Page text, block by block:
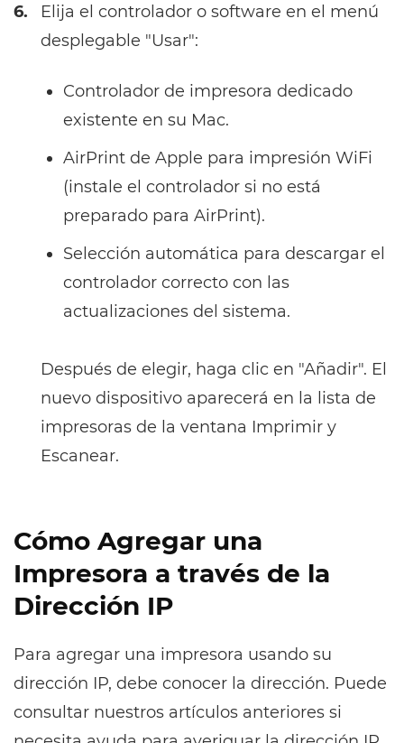
6.
Elija el controlador o software en el menú
desplegable "Usar":
Controlador de impresora dedicado
existente en su Mac.
AirPrint de Apple para impresión WiFi
(instale el controlador si no está
preparado para AirPrint).
Selección automática para descargar el
controlador correcto con las
actualizaciones del sistema.
Después de elegir, haga clic en "Añadir". El
nuevo dispositivo aparecerá en la lista de
impresoras de la ventana Imprimir y
Escanear.
Cómo Agregar una
Impresora a través de la
Dirección IP
Para agregar una impresora usando su
dirección IP, debe conocer la dirección. Puede
consultar nuestros artículos anteriores si